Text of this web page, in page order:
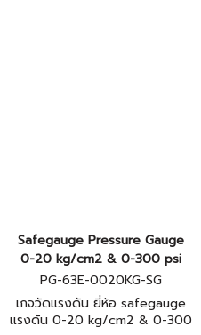
Safegauge Pressure Gauge
0-20 kg/cm2 & 0-300 psi
PG-63E-0020KG-SG
เกจวัดแรงดัน ยี่ห้อ safegauge
แรงดัน 0-20 kg/cm2 & 0-300